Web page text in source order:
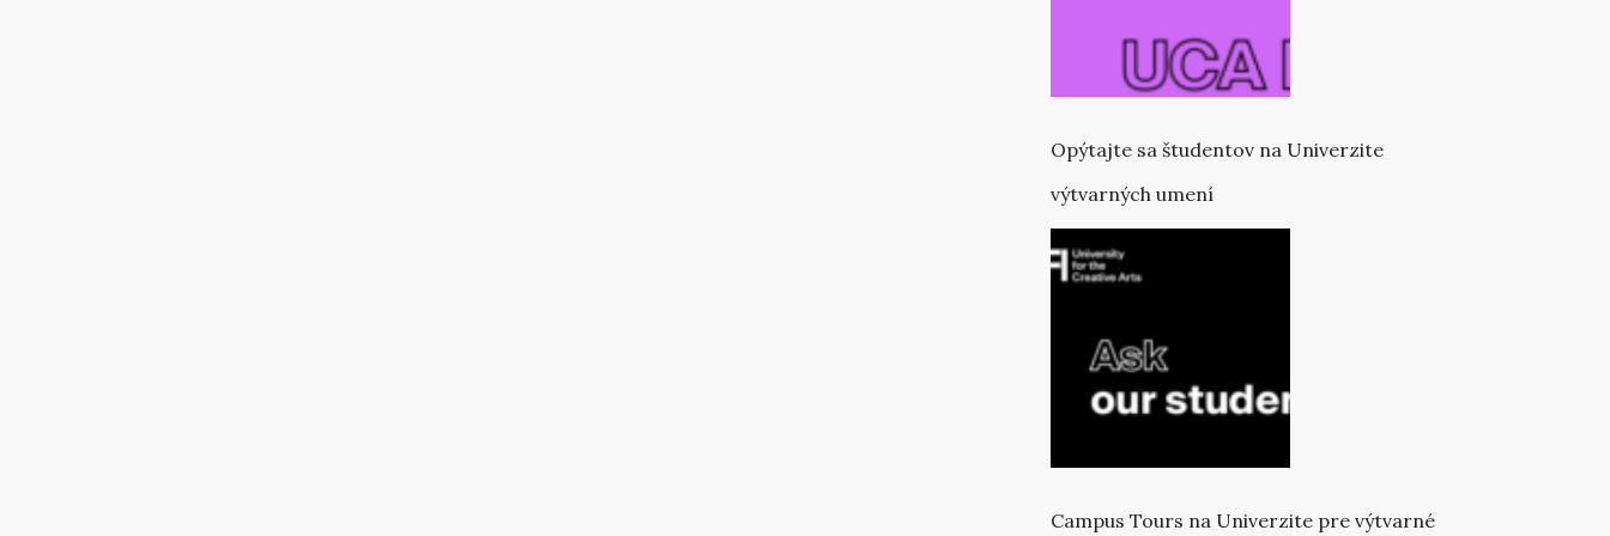
Opýtajte sa študentov na Univerzite
výtvarných umení
Campus Tours na Univerzite pre výtvarné